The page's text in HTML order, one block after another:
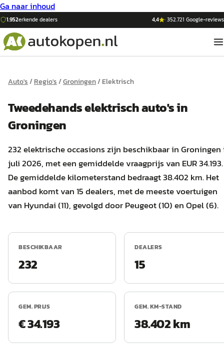
Ga naar inhoud
1.952erkende dealers 4,4 ·352.721 Google-reviews
Auto's/Regio's/Groningen/Elektrisch
Tweedehandselektrischauto'sin
Groningen
232 elektrische occasions zijn beschikbaar in Groningen
juli 2026, met een gemiddelde vraagprijs van EUR 34.193.
De gemiddelde kilometerstand bedraagt 38.402 km. Het
aanbod komt van 15 dealers, met de meeste voertuigen
van Hyundai (11), gevolgd door Peugeot (10) en Opel (6).
BESCHIKBAAR
232
DEALERS
15
GEM. PRIJS
€ 34.193
GEM. KM-STAND
38.402 km